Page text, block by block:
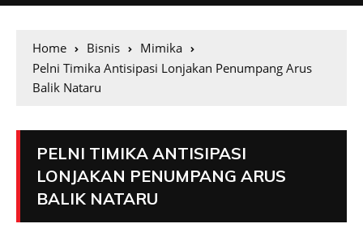
Home Bisnis
Mimika
Pelni Timika Antisipasi Lonjakan Penumpang Arus
Balik Nataru
PELNI TIMIKA ANTISIPASI
LONJAKAN PENUMPANG ARUS
BALIK NATARU